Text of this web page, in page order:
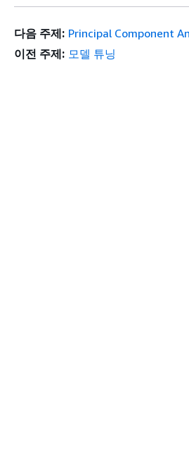
다음 주제: Principal Component
이전 주제: 모델 튜닝